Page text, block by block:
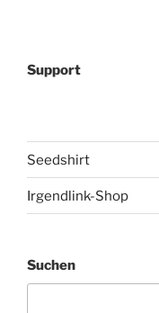
Support
Seedshirt
Irgendlink-Shop
Suchen